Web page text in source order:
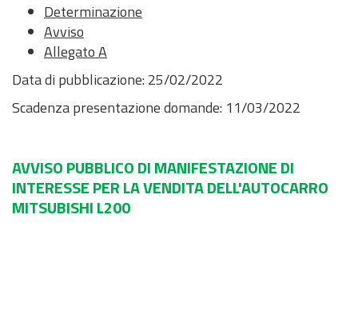
Determinazione
Avviso
Allegato A
Data di pubblicazione: 25/02/2022
Scadenza presentazione domande: 11/03/2022
AVVISO PUBBLICO DI MANIFESTAZIONE DI
INTERESSE PER LA VENDITA DELL'AUTOCARRO
MITSUBISHI L200